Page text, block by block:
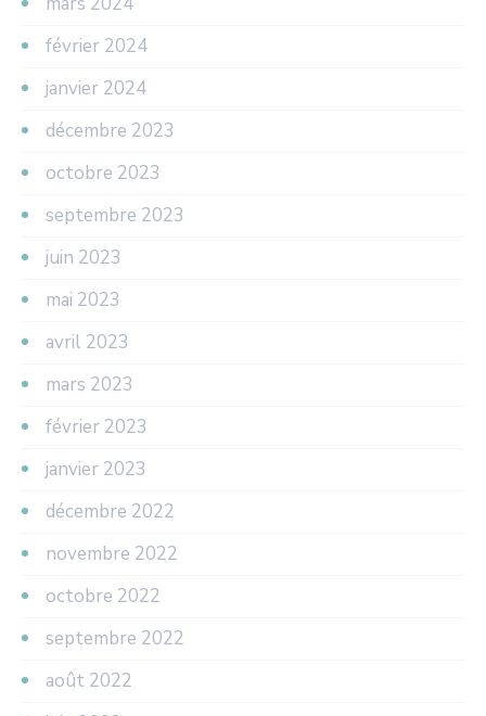
février 2024
janvier 2024
décembre 2023
octobre 2023
septembre 2023
juin 2023
mai 2023
avril 2023
mars 2023
février 2023
janvier 2023
décembre 2022
novembre 2022
octobre 2022
septembre 2022
août 2022